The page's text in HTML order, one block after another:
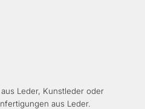
Leder, Kunstleder oder
aus Leder.